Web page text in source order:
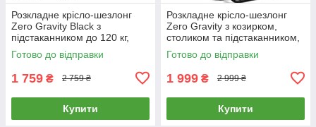
Розкладне крісло-шезлонг
Zero Gravity Black з
підстаканником до 120 кг,
чорне — складне садове
крісло для дачі, саду та
Готово до відправки
1 759 ₴ 2 759 ₴
Купити
Розкладне крісло-шезлонг
Zero Gravity з козирком,
столиком та підстаканником,
до 120 кг
Готово до відправки
1 999 ₴ 2 999 ₴
Купити